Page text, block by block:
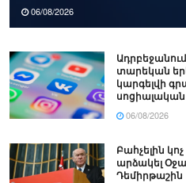
06/08/2026
տարեկան
կարգելվի
06/08/2026
Բահչելին
արձակել
Դեմիրթաշին